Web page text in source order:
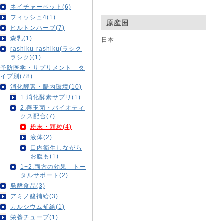
ネイチャーベット(6)
フィッシュ4(1)
ヒルトンハーブ(7)
森乳(1)
rashiku-rashiku(ラシク
ラシク)(1)
予防医学・サプリメント タ
イプ別(78)
消化酵素・腸内環境(10)
1.消化酵素サプリ(1)
2.善玉菌・バイオティ
クス配合(7)
粉末・顆粒(4)
液体(2)
口内衛生しながら
お腹も(1)
1+2.両方の効果 トー
タルサポート(2)
発酵食品(3)
アミノ酸補給(3)
カルシウム補給(1)
栄養チューブ(1)
原産国
日本